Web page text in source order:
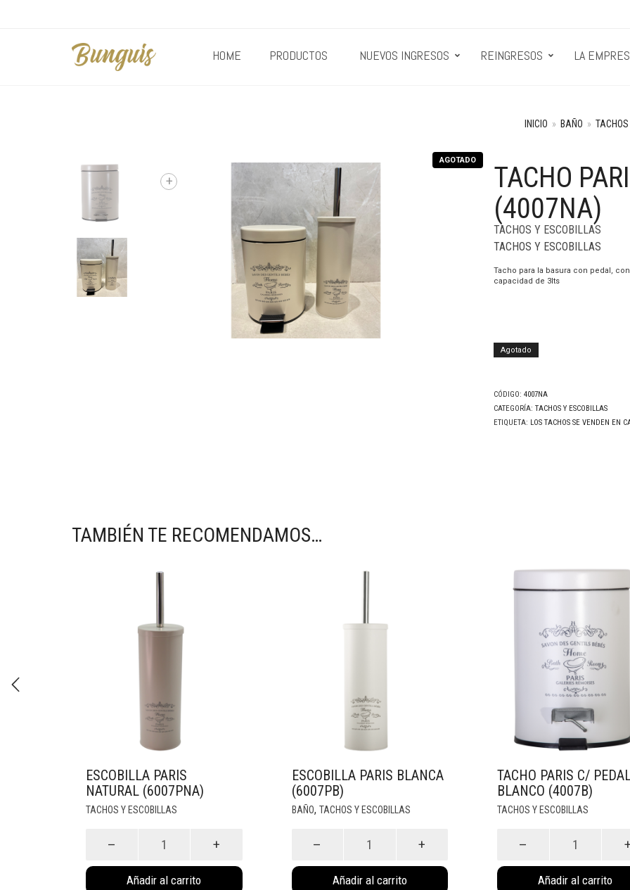
HOME PRODUCTOS NUEVOS INGRESOS REINGRESOS LA
INICIO » BAÑO »
AGOTADO
+
TACHO
(4007NA)
TACHOS Y ESCOBILLAS
TACHOS Y ESCOBILLAS
Tacho para la basura con pedal,
capacidad de 3lts
Agotado
CÓDIGO: 4007NA
CATEGORÍA: TACHOS Y ESCOBILLAS
ETIQUETA: LOS TACHOS SE VENDEN EN
TAMBIÉN TE RECOMENDAMOS…
ESCOBILLA PARIS
NATURAL (6007PNA)
TACHOS Y ESCOBILLAS
Natural
(6007PNA)Añadir al carrito
ESCOBILLA PARIS BLANCA
(6007PB)
BAÑO, TACHOS Y ESCOBILLAS
Blanca
(6007PB)Añadir al carrito
TACHO PARIS C/
BLANCO (4007B)
TACHOS Y ESCOBILLAS
c/
Añadir al carrito